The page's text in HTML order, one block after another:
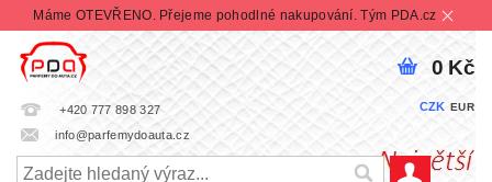
Máme OTEVŘENO. Přejeme pohodlné nakupování. Tým PDA.cz
+420 777 898 327
info@parfemydoauta.cz
CZK EUR
0 Kč